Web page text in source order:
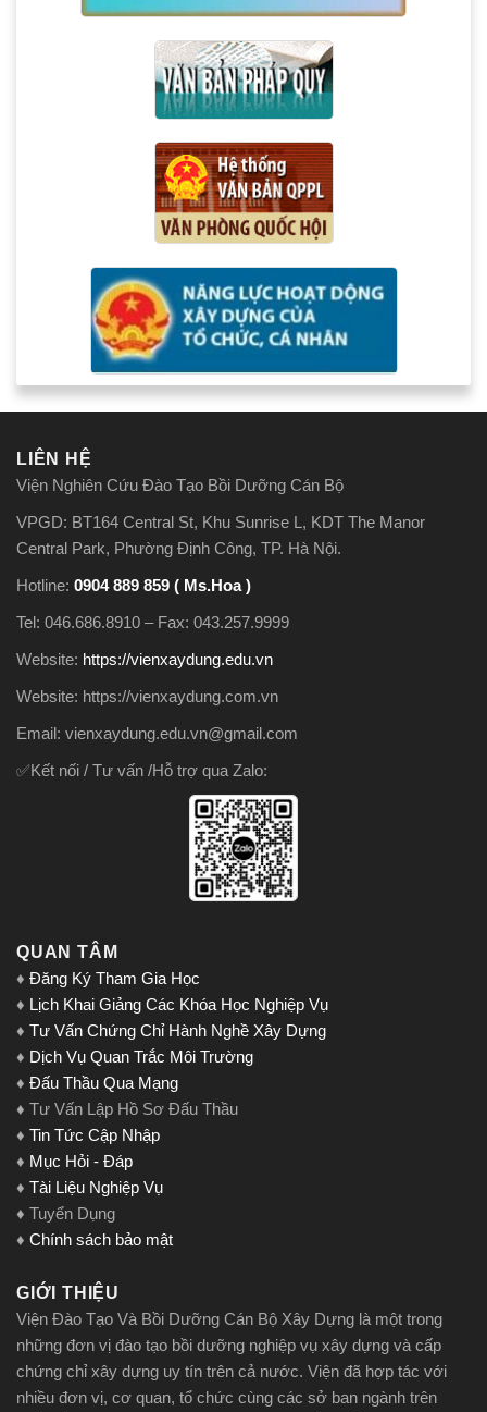
LIÊN HỆ
Viện Nghiên Cứu Đào Tạo Bồi Dưỡng Cán Bộ
VPGD: BT164 Central St, Khu Sunrise L, KDT The Manor
Central Park, Phường Định Công, TP. Hà Nội.
Hotline: 0904 889 859 ( Ms.Hoa )
Tel: 046.686.8910 – Fax: 043.257.9999
Website: https://vienxaydung.edu.vn
Website: https://vienxaydung.com.vn
Email: vienxaydung.edu.vn@gmail.com
✅Kết nối / Tư vấn /Hỗ trợ qua Zalo:
QUAN TÂM
♦ Đăng Ký Tham Gia Học
♦ Lịch Khai Giảng Các Khóa Học Nghiệp Vụ
♦ Tư Vấn Chứng Chỉ Hành Nghề Xây Dựng
♦ Dịch Vụ Quan Trắc Môi Trường
♦ Đấu Thầu Qua Mạng
♦ Tư Vấn Lập Hồ Sơ Đấu Thầu
♦ Tin Tức Cập Nhập
♦ Mục Hỏi - Đáp
♦ Tài Liệu Nghiệp Vụ
♦ Tuyển Dụng
♦ Chính sách bảo mật
GIỚI THIỆU
Viện Đào Tạo Và Bồi Dưỡng Cán Bộ Xây Dựng là một trong
những đơn vị đào tạo bồi dưỡng nghiệp vụ xây dựng và cấp
chứng chỉ xây dựng uy tín trên cả nước. Viện đã hợp tác với
nhiều đơn vị, cơ quan, tổ chức cùng các sở ban ngành trên